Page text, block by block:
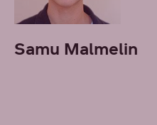
Samu Malmelin